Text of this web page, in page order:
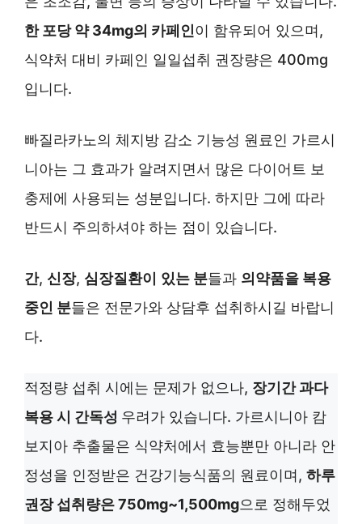
한 포당 약 34mg의 카페인이 함유되어 있으며,
식약처 대비 카페인 일일섭취 권장량은 400mg
입니다.
빠질라카노의 체지방 감소 기능성 원료인 가르시
니아는 그 효과가 알려지면서 많은 다이어트 보
충제에 사용되는 성분입니다. 하지만 그에 따라
반드시 주의하셔야 하는 점이 있습니다.
간, 신장, 심장질환이 있는 분들과 의약품을 복용
중인 분들은 전문가와 상담후 섭취하시길 바랍니
다.
적정량 섭취 시에는 문제가 없으나, 장기간 과다
복용 시 간독성 우려가 있습니다. 가르시니아 캄
보지아 추출물은 식약처에서 효능뿐만 아니라 안
정성을 인정받은 건강기능식품의 원료이며, 하루
권장 섭취량은 750mg~1,500mg으로 정해두었